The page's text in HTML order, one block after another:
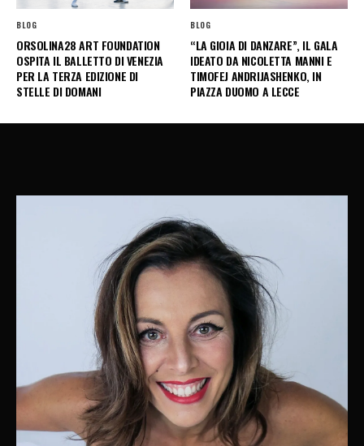
BLOG
ORSOLINA28 ART FOUNDATION
OSPITA IL BALLETTO DI VENEZIA
PER LA TERZA EDIZIONE DI
STELLE DI DOMANI
BLOG
“LA GIOIA DI DANZARE”, IL GALA
IDEATO DA NICOLETTA MANNI E
TIMOFEJ ANDRIJASHENKO, IN
PIAZZA DUOMO A LECCE